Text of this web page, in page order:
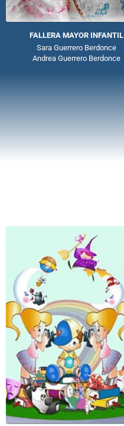
FALLERA MAYOR INFANTIL
Sara Guerrero Berdonce
Andrea Guerrero Berdonce